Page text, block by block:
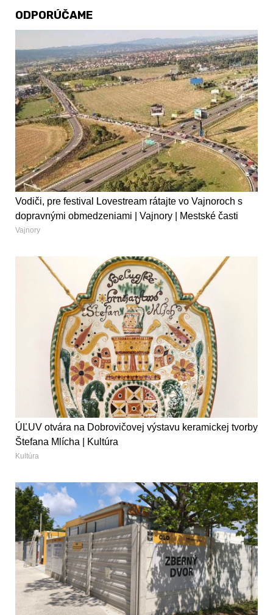
ODPORÚČAME
Vodiči, pre festival Lovestream rátajte vo Vajnoroch s
dopravnými obmedzeniami | Vajnory | Mestské časti
Vajnory
ÚĽUV otvára na Dobrovičovej výstavu keramickej tvorby
Štefana Mlícha | Kultúra
Kultúra